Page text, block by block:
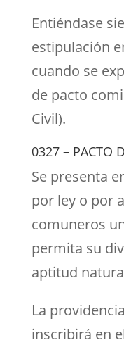
Entiéndase
estipulación
cuando se
de pacto
Civil).
0327 – PACTO
Se presenta
por ley o por
comuneros
permita su
aptitud
La
inscribirá en